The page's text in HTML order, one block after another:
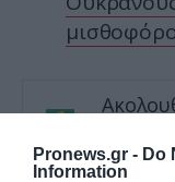
Pronews.gr - Do
Information
τις